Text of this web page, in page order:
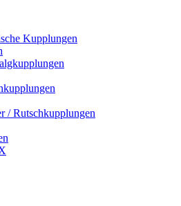
Kupplungen
/ Rutschkupplungen